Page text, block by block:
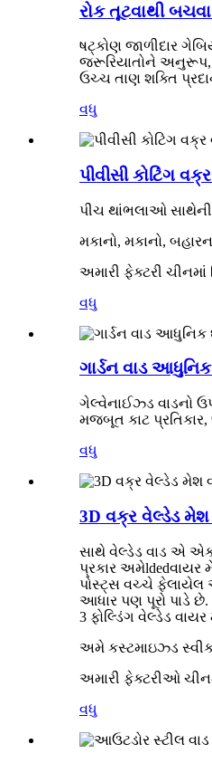
રોક તૂટવાથી
ષટ્કોણ જાળીદાર
જરૂરિયાતોને અનુરૂપ,
ઉચ્ચ તાણ શક્તિ
વધુ
પીવીસી કોટિંગ
પીચ થાંભલાઓ
મકાનો, મકાનો,
અમારી ફેક્ટરી
વધુ
ગાર્ડન વાડ
ગેલ્વેનાઈઝ્ડ વાડનો
મજબૂત કાટ પ્રતિકાર,
વધુ
3D વક્ર વેલ્ડેડ મેશ
સાથે વેલ્ડેડ વાડ એ એક
પ્રકાર અમેldedવાયર
પોસ્ટ્સ વચ્ચે ફેલાયેલ
આધાર પણ પૂરો પાડે છે.
3 ફોલ્ડિંગ વેલ્ડેડ
અમે કસ્ટમાઇઝ્ડ
અમારી ફેક્ટરીઓ
વધુ